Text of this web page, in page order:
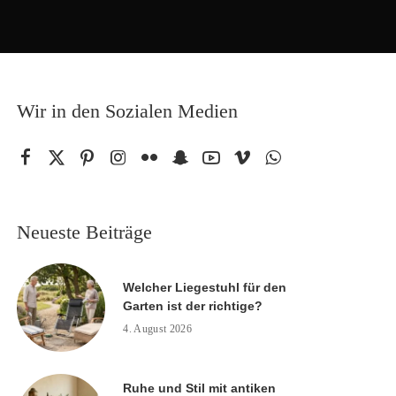
Wir in den Sozialen Medien
Neueste Beiträge
Welcher Liegestuhl für den
Garten ist der richtige?
4. August 2026
Ruhe und Stil mit antiken